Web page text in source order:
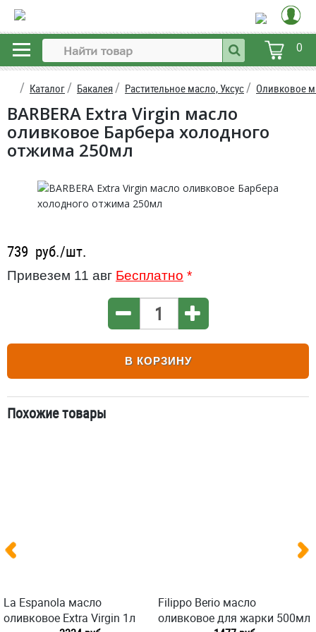
0
Каталог Бакалея Растительное масло, Уксус Оливковое
BARBERA Extra Virgin масло
оливковое Барбера холодного
отжима 250мл
739 руб./шт.
Привезем 11 авг Бесплатно *
В КОРЗИНУ
Похожие товары
La Espanola масло
оливковое Extra Virgin 1л
Filippo Berio масло
оливковое для жарки 500мл